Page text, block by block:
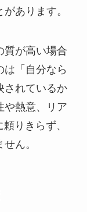
あります。
質が高い場合
は「自分なら
されているか
や熱意、リア
りきらず、
ん。